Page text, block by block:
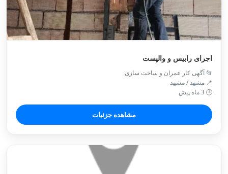
اجرای رابیس و والپست
📂 آگهی کار عمران و ساخت سازی
📍 مشهد / مشهد
🕒 3 ماه پیش
مشاهده جزئیات